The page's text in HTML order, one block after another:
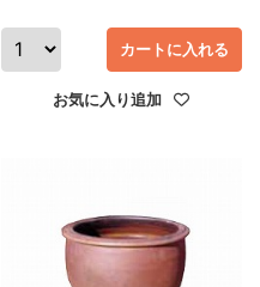
カートに入れる
お気に入り追加